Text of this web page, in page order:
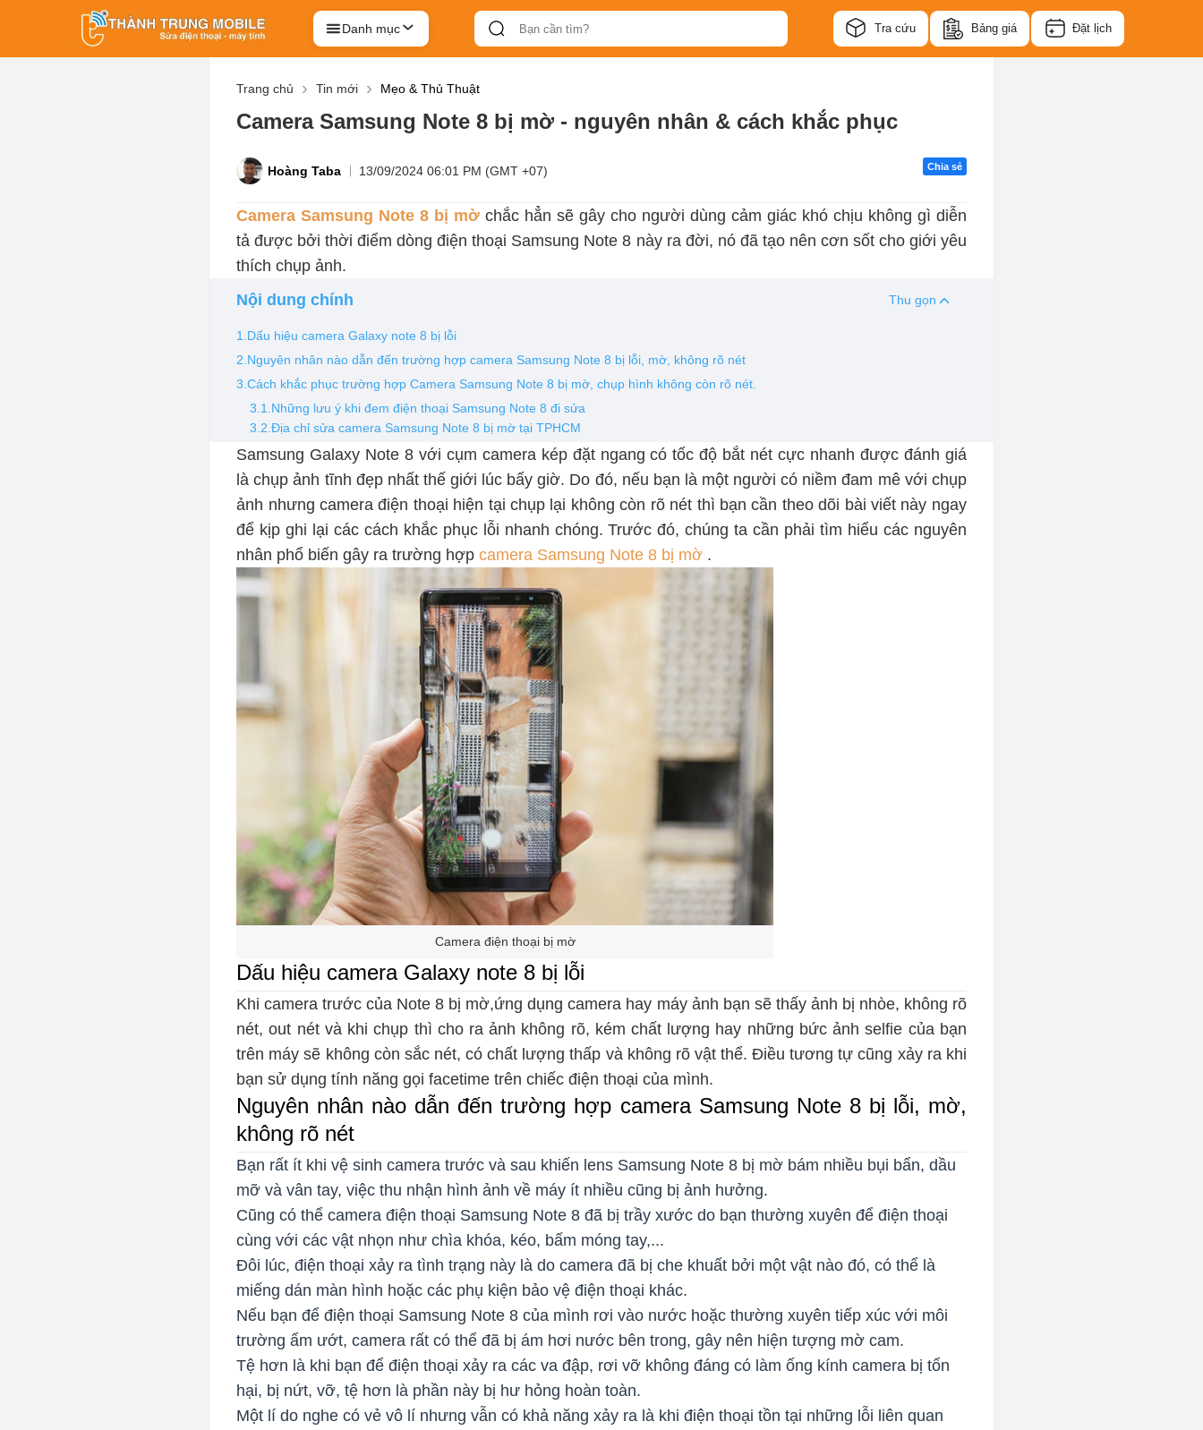
Danh mục Tra cứu Bảng giá Đặt lịch
Trang chủ Tin mới Mẹo & Thủ Thuật
Camera Samsung Note 8 bị mờ - nguyên nhân & cách khắc phục
Hoàng Taba 13/09/2024 06:01 PM (GMT +07) Chia sẻ
Camera Samsung Note 8 bị mờ chắc hẳn sẽ gây cho người dùng cảm giác khó chịu không gì diễn
tả được bởi thời điểm dòng điện thoại Samsung Note 8 này ra đời, nó đã tạo nên cơn sốt cho giới yêu
thích chụp ảnh.
Nội dung chính
Thu gọn
1.Dấu hiệu camera Galaxy note 8 bị lỗi
2.Nguyên nhân nào dẫn đến trường hợp camera Samsung Note 8 bị lỗi, mờ, không rõ nét
3.Cách khắc phục trường hợp Camera Samsung Note 8 bị mờ, chụp hình không còn rõ nét.
3.1.Những lưu ý khi đem điện thoại Samsung Note 8 đi sửa
3.2.Địa chỉ sửa camera Samsung Note 8 bị mờ tại TPHCM
Samsung Galaxy Note 8 với cụm camera kép đặt ngang có tốc độ bắt nét cực nhanh được đánh giá
là chụp ảnh tĩnh đẹp nhất thế giới lúc bấy giờ. Do đó, nếu bạn là một người có niềm đam mê với chụp
ảnh nhưng camera điện thoại hiện tại chụp lại không còn rõ nét thì bạn cần theo dõi bài viết này ngay
để kịp ghi lại các cách khắc phục lỗi nhanh chóng. Trước đó, chúng ta cần phải tìm hiểu các nguyên
nhân phổ biến gây ra trường hợpcamera Samsung Note 8 bị mờ .
Camera điện thoại bị mờ
Dấu hiệu camera Galaxy note 8 bị lỗi
Khi camera trước của Note 8 bị mờ,ứng dụng camera hay máy ảnh bạn sẽ thấy ảnh bị nhòe, không rõ
nét, out nét và khi chụp thì cho ra ảnh không rõ, kém chất lượng hay những bức ảnh selfie của bạn
trên máy sẽ không còn sắc nét, có chất lượng thấp và không rõ vật thể. Điều tương tự cũng xảy ra khi
bạn sử dụng tính năng gọi facetime trên chiếc điện thoại của mình.
Nguyên nhân nào dẫn đến trường hợp camera Samsung Note 8 bị lỗi, mờ,
không rõ nét
Bạn rất ít khi vệ sinh camera trước và sau khiến lens Samsung Note 8 bị mờ bám nhiều bụi bẩn, dầu
mỡ và vân tay, việc thu nhận hình ảnh về máy ít nhiều cũng bị ảnh hưởng.
Cũng có thể camera điện thoại Samsung Note 8 đã bị trầy xước do bạn thường xuyên để điện thoại
cùng với các vật nhọn như chìa khóa, kéo, bấm móng tay,...
Đôi lúc, điện thoại xảy ra tình trạng này là do camera đã bị che khuất bởi một vật nào đó, có thể là
miếng dán màn hình hoặc các phụ kiện bảo vệ điện thoại khác.
Nếu bạn để điện thoại Samsung Note 8 của mình rơi vào nước hoặc thường xuyên tiếp xúc với môi
trường ẩm ướt, camera rất có thể đã bị ám hơi nước bên trong, gây nên hiện tượng mờ cam.
Tệ hơn là khi bạn để điện thoại xảy ra các va đập, rơi vỡ không đáng có làm ống kính camera bị tổn
hại, bị nứt, vỡ, tệ hơn là phần này bị hư hỏng hoàn toàn.
Một lí do nghe có vẻ vô lí nhưng vẫn có khả năng xảy ra là khi điện thoại tồn tại những lỗi liên quan